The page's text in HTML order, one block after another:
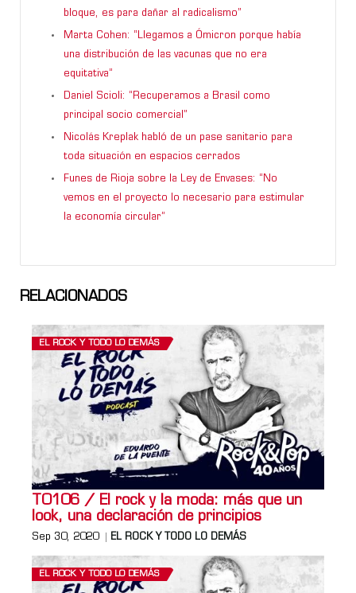
bloque, es para dañar al radicalismo”
Marta Cohen: “Llegamos a Ómicron porque había
una distribución de las vacunas que no era
equitativa”
Daniel Scioli: “Recuperamos a Brasil como
principal socio comercial”
Nicolás Kreplak habló de un pase sanitario para
toda situación en espacios cerrados
Funes de Rioja sobre la Ley de Envases: “No
vemos en el proyecto lo necesario para estimular
la economía circular”
RELACIONADOS
EL ROCK Y TODO LO DEMÁS
T0106 / El rock y la moda: más que un
look, una declaración de principios
Sep 30, 2020 EL ROCK Y TODO LO DEMÁS
EL ROCK Y TODO LO DEMÁS